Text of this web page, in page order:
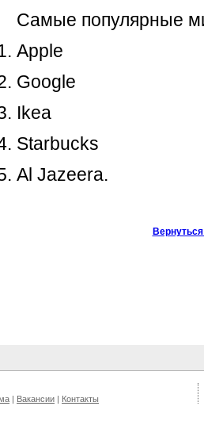
Самые популярные
Apple
Google
Ikea
Starbucks
Al Jazeera.
| Вакансии | Контакты